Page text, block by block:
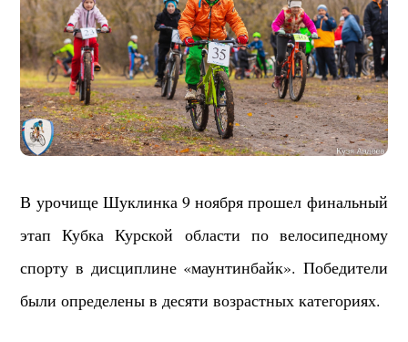
В урочище Шуклинка 9 ноября прошел финальный
этап Кубка Курской области по велосипедному
спорту в дисциплине «маунтинбайк». Победители
были определены в десяти возрастных категориях.